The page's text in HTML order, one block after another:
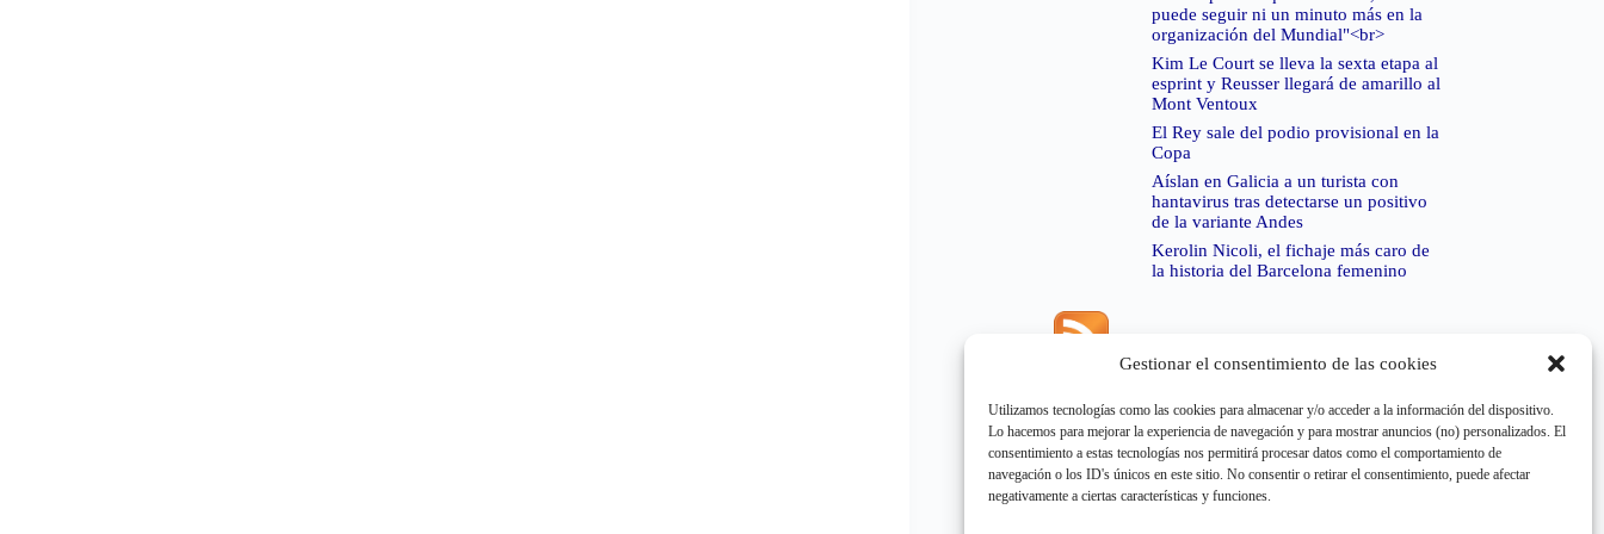
Gestionar el consentimiento de las cookies
Utilizamos tecnologías como las cookies para almacenar y/o acceder a la información del dispositivo.
Lo hacemos para mejorar la experiencia de navegación y para mostrar anuncios (no) personalizados. El
consentimiento a estas tecnologías nos permitirá procesar datos como el comportamiento de
navegación o los ID's únicos en este sitio. No consentir o retirar el consentimiento, puede afectar
negativamente a ciertas características y funciones.
puede seguir ni un minuto más en la
organización del Mundial"<br>
Kim Le Court se lleva la sexta etapa al
esprint y Reusser llegará de amarillo al
Mont Ventoux
El Rey sale del podio provisional en la
Copa
Aíslan en Galicia a un turista con
hantavirus tras detectarse un positivo
de la variante Andes
Kerolin Nicoli, el fichaje más caro de
la historia del Barcelona femenino
Error de RSS:Retrieved unsupported status code